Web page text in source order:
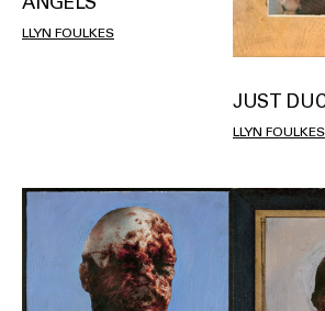
LLYN FOULKES
JUST
LLYN FOULKES